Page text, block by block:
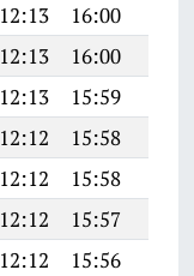
12:13 16:00
12:13 16:00
12:13 15:59
12:12 15:58
12:12 15:58
12:12 15:57
12:12 15:56